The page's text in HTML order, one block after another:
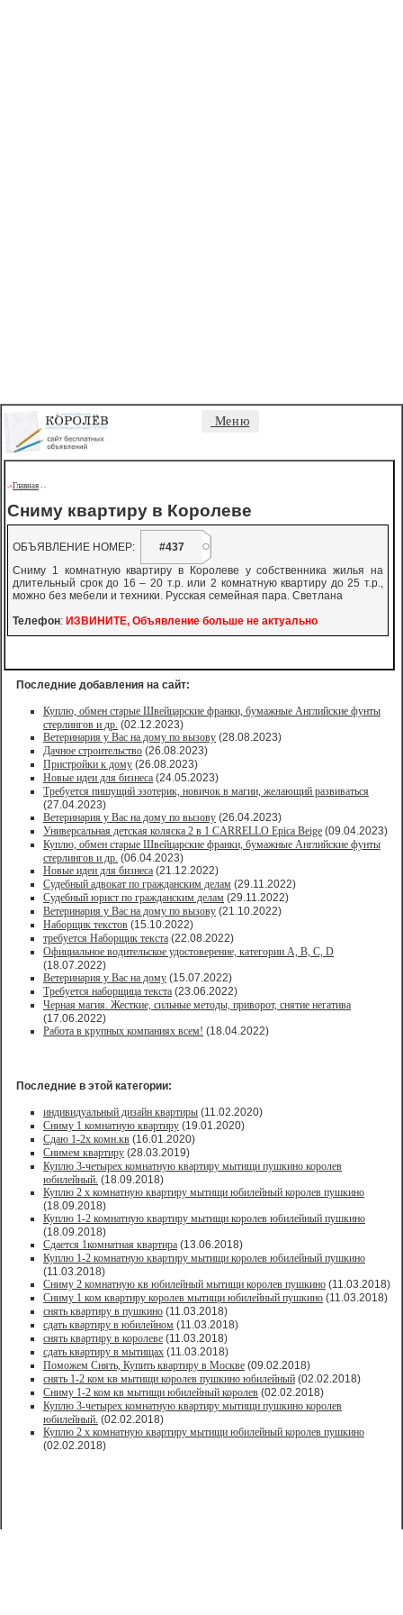
Меню
->Главная - -
Сниму квартиру в Королеве
ОБЪЯВЛЕНИЕ НОМЕР:
#437
Сниму 1 комнатную квартиру в Королеве у собственника жилья на
длительный срок до 16 – 20 т.р. или 2 комнатную квартиру до 25 т.р.,
можно без мебели и техники. Русская семейная пара. Светлана
Телефон: ИЗВИНИТЕ, Объявление больше не актуально
Последние добавления на сайт:
Куплю, обмен старые Швейцарские франки, бумажные Английские фунты
стерлингов и др. (02.12.2023)
Ветеринария у Вас на дому по вызову (28.08.2023)
Дачное строительство (26.08.2023)
Пристройки к дому (26.08.2023)
Новые идеи для бизнеса (24.05.2023)
Требуется пишущий эзотерик, новичок в магии, желающий развиваться
(27.04.2023)
Ветеринария у Вас на дому по вызову (26.04.2023)
Универсальная детская коляска 2 в 1 CARRELLO Epica Beige (09.04.2023)
Куплю, обмен старые Швейцарские франки, бумажные Английские фунты
стерлингов и др. (06.04.2023)
Новые идеи для бизнеса (21.12.2022)
Судебный адвокат по гражданским делам (29.11.2022)
Судебный юрист по гражданским делам (29.11.2022)
Ветеринария у Вас на дому по вызову (21.10.2022)
Наборщик текстов (15.10.2022)
требуется Наборщик текста (22.08.2022)
Официальное водительское удостоверение, категории A, B, C, D
(18.07.2022)
Ветеринария у Вас на дому (15.07.2022)
Требуется наборщица текста (23.06.2022)
Черная магия. Жесткие, сильные методы, приворот, снятие негатива
(17.06.2022)
Работа в крупных компаниях всем! (18.04.2022)
Последние в этой категории:
индивидуальный дизайн квартиры (11.02.2020)
Сниму 1 комнатную квартиру (19.01.2020)
Сдаю 1-2х комн.кв (16.01.2020)
Снимем квартиру (28.03.2019)
Куплю 3-четырех комнатную квартиру мытищи пушкино королев
юбилейный. (18.09.2018)
Куплю 2 х комнатную квартиру мытищи юбилейный королев пушкино
(18.09.2018)
Куплю 1-2 комнатную квартиру мытищи королев юбилейный пушкино
(18.09.2018)
Сдается 1комнатная квартира (13.06.2018)
Куплю 1-2 комнатную квартиру мытищи королев юбилейный пушкино
(11.03.2018)
Сниму 2 комнатную кв юбилейный мытищи королев пушкино (11.03.2018)
Сниму 1 ком квартиру королев мытищи юбилейный пушкино (11.03.2018)
снять квартиру в пушкино (11.03.2018)
сдать квартиру в юбилейном (11.03.2018)
снять квартиру в королеве (11.03.2018)
сдать квартиру в мытищах (11.03.2018)
Поможем Снять, Купить квартиру в Москве (09.02.2018)
снять 1-2 ком кв мытищи королев пушкино юбилейный (02.02.2018)
Сниму 1-2 ком кв мытищи юбилейный королев (02.02.2018)
Куплю 3-четырех комнатную квартиру мытищи пушкино королев
юбилейный. (02.02.2018)
Куплю 2 х комнатную квартиру мытищи юбилейный королев пушкино
(02.02.2018)